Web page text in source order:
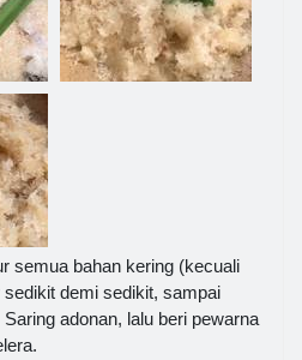
semua bahan kering (kecuali
sedikit demi sedikit, sampai
adonan, lalu beri pewarna